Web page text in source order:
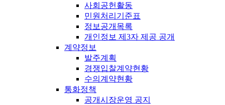
사회공헌활동
민원처리기준표
정보공개목록
개인정보 제3자 제공 공개
계약정보
발주계획
경쟁입찰계약현황
수의계약현황
통화정책
공개시장운영 공지